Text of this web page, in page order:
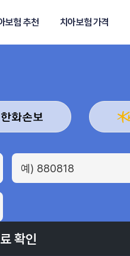
보험 추천 치아보험 가격
확인